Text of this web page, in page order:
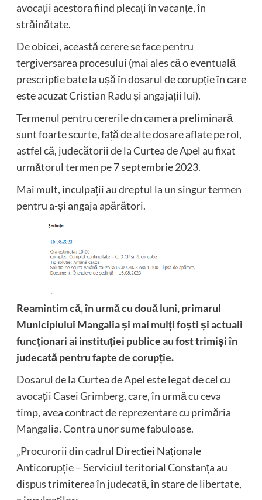
avocații acestora fiind plecați în vacanțe, în
străinătate.
De obicei, această cerere se face pentru
tergiversarea procesului (mai ales că o eventuală
prescripție bate la ușă în dosarul de corupție în care
este acuzat Cristian Radu și angajații lui).
Termenul pentru cererile dn camera preliminară
sunt foarte scurte, față de alte dosare aflate pe rol,
astfel că, judecătorii de la Curtea de Apel au fixat
următorul termen pe 7 septembrie 2023.
Mai mult, inculpații au dreptul la un singur termen
pentru a-și angaja apărători.
Reamintim că, în urmă cu două luni, primarul
Municipiului Mangalia și mai mulți foști și actuali
funcționari ai instituției publice au fost trimiși în
judecată pentru fapte de corupție.
Dosarul de la Curtea de Apel este legat de cel cu
avocații Casei Grimberg, care, în urmă cu ceva
timp, avea contract de reprezentare cu primăria
Mangalia. Contra unor sume fabuloase.
„Procurorii din cadrul Direcției Naționale
Anticorupție – Serviciul teritorial Constanța au
dispus trimiterea în judecată, în stare de libertate,